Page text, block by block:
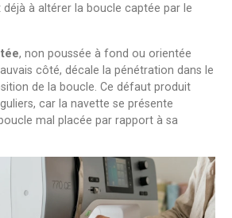
déjà à altérer la boucle captée par le
, non poussée à fond ou orientée
côté, décale la pénétration dans le
de la boucle. Ce défaut produit
car la navette se présente
mal placée par rapport à sa